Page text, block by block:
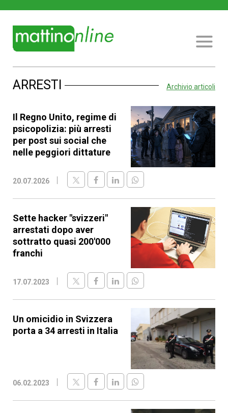
ARRESTI Archivio articoli
Il Regno Unito, regime di
psicopolizia: più arresti
per post sui social che
nelle peggiori dittature
20.07.2026
Sette hacker "svizzeri"
arrestati dopo aver
sottratto quasi 200'000
franchi
17.07.2023
Un omicidio in Svizzera
porta a 34 arresti in Italia
06.02.2023